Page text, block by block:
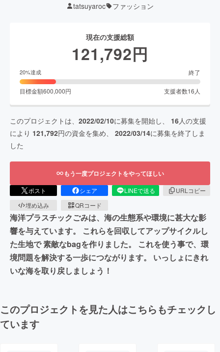
tatsuyaroc ファッション
現在の支援総額
121,792円
20%達成 終了
目標金額600,000円 支援者数16 人
このプロジェクトは、 2022/02/10に募集を開始し、 16人の支援
により 121,792円の資金を集め、 2022/03/14に募集を終了しま
した
もう一度プロジェクトをやってほしい
ポスト シェア LINEで送る
URLコピー
埋め込み
QRコード
海洋プラスチックごみは、海の生態系や環境に甚大な影
響を与えています。 これらを回収してアップサイクルし
た生地で 素敵なbagを作りました。 これを使う事で、環
境問題を解決する一歩につながります。 いっしょにきれ
いな海を取り戻しましょう！
このプロジェクトを見た人はこちらもチェックし
ています